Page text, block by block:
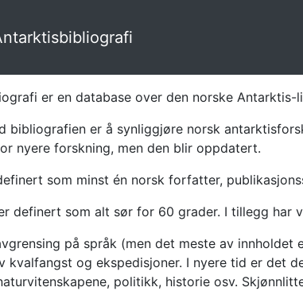
er en database over den norske Antarktis-
bibliografien er å synliggjøre norsk
nyere forskning, men den blir oppdatert.
som minst én norsk forfatter,
definert som alt sør for 60 grader. I tillegg har
på språk (men det meste av
kvalfangst og ekspedisjoner. I nyere tid er det
politikk, historie osv.